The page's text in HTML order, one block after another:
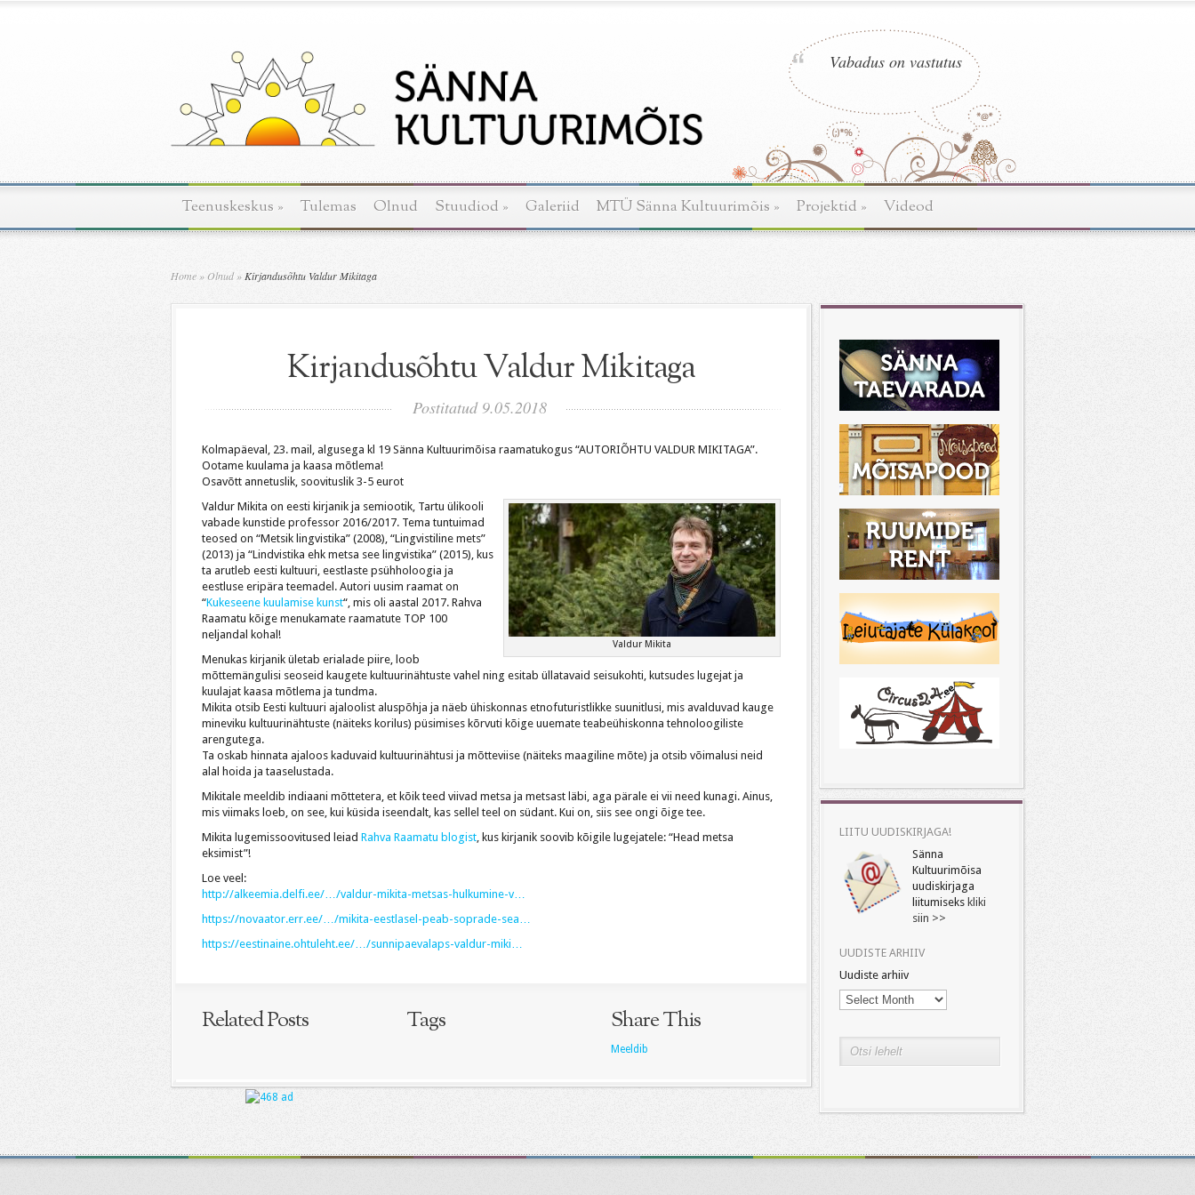
Vabadus on vastutus
Teenuskeskus » Tulemas Olnud Stuudiod » Galeriid MTÜ Sänna Kultuurimõis » Projektid » Videod
Home»Olnud»Kirjandusõhtu Valdur Mikitaga
Kirjandusõhtu Valdur Mikitaga
Postitatud 9.05.2018
Kolmapäeval, 23. mail, algusega kl 19 Sänna Kultuurimõisa raamatukogus “AUTORIÕHTU VALDUR MIKITAGA”.
Ootame kuulama ja kaasa mõtlema!
Osavõtt annetuslik, soovituslik 3-5 eurot
Valdur Mikita
Valdur Mikita on eesti kirjanik ja semiootik, Tartu ülikooli
vabade kunstide professor 2016/2017. Tema tuntuimad
teosed on “Metsik lingvistika” (2008), “Lingvistiline mets”
(2013) ja “Lindvistika ehk metsa see lingvistika” (2015), kus
ta arutleb eesti kultuuri, eestlaste psühholoogia ja
eestluse eripära teemade l. Autori uusim raamat on
“Kukeseene kuulamise kunst“, mis oli aastal 2017. Rahva
Raamatu kõige menukamate raamatute TOP 100
neljandal kohal!
Menukas kirjanik ületab erialade piire, loob
mõttemängulisi seoseid kaugete kultuurinähtuste vahel ning esitab üllatavaid seisukohti, kutsudes lugejat ja
kuulajat kaasa mõtlema ja tundma.
Mikita otsib Eesti kultuuri ajaloolist aluspõhja ja näeb ühiskonnas etnofuturistlikke suunitlusi, mis avalduvad kauge
mineviku kultuurinähtuste (näiteks korilus) püsimises kõrvuti kõige uuemate teabeühiskonna tehnoloogiliste
arengutega.
Ta oskab hinnata ajaloos kaduvaid kultuurinähtusi ja mõtteviise (näiteks maagiline mõte) ja otsib võimalusi neid
alal hoida ja taaselustada.
Mikitale meeldib indiaani mõttetera, et kõik teed viivad metsa ja metsast läbi, aga pärale ei vii need kunagi. Ainus,
mis viimaks loeb, on see, kui küsida iseendalt, kas sellel teel on südant. Kui on, siis see ongi õige tee.
Mikita lugemissoovitused leiad Rahva Raamatu blogist, kus kirjanik soovib kõigile lugejatele: “Head metsa
eksimist”!
Loe veel:
http://alkeemia.delfi.ee/…/valdur-mikita-metsas- hulkumine-v…
https://novaator.err.ee/…/mikita-eestlasel-peab-soprade-sea…
https://eestinaine.ohtuleht.ee/…/sunnipaevalaps-valdur-miki…
Related Posts Tags Share This
Meeldib
LIITU UUDISKIRJAGA!
Sänna
Kultuurimõisa
uudiskirjaga
liitumiseks kliki
siin >>
UUDISTE ARHIIV
Uudiste arhiiv